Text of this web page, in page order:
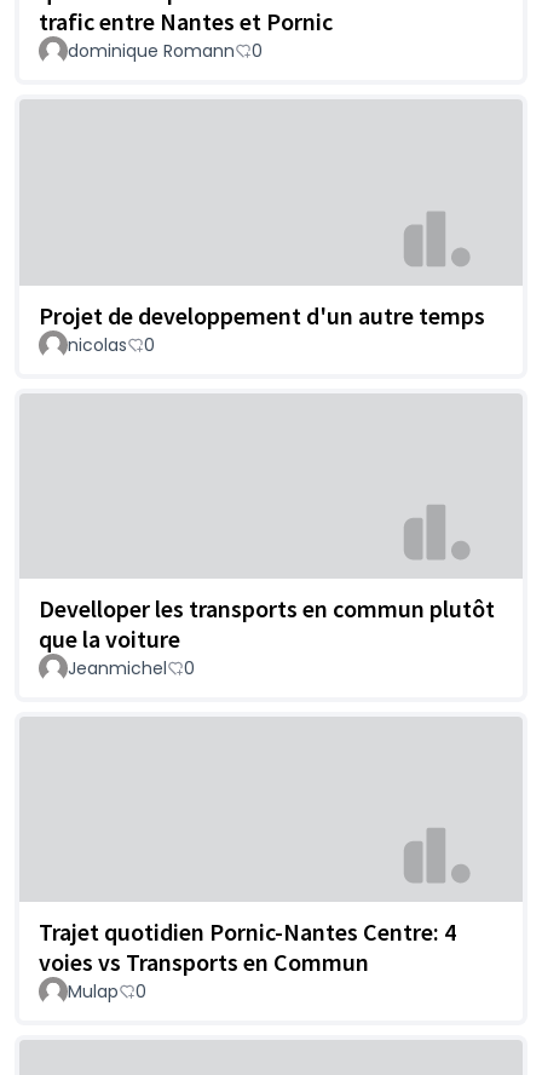
trafic entre Nantes et Pornic
dominique Romann 0
Projet de developpement d'un autre temps
nicolas 0
Develloper les transports en commun plutôt
que la voiture
Jeanmichel 0
Trajet quotidien Pornic-Nantes Centre: 4
voies vs Transports en Commun
Mulap 0